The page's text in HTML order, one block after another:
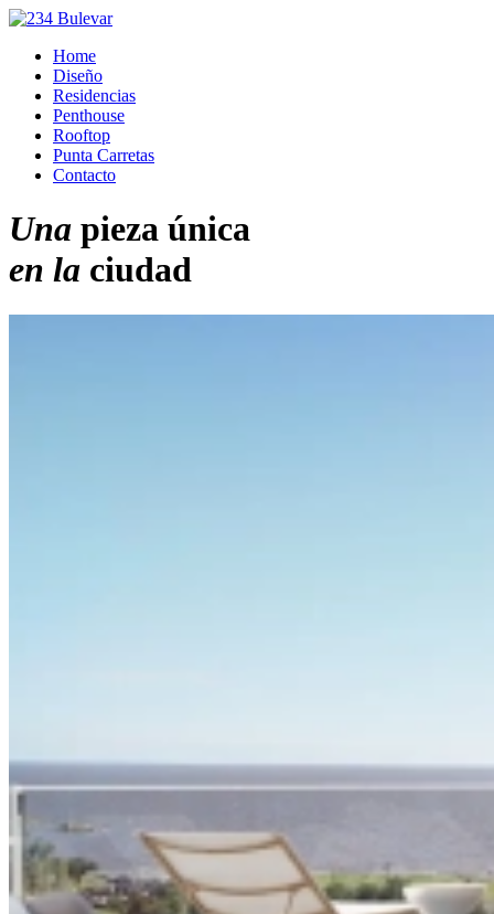
Home
Diseño
Residencias
Penthouse
Rooftop
Punta Carretas
Contacto
Una pieza única
en la ciudad